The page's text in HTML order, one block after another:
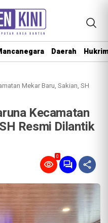
Daerah
Mekar Baru, Sakian, SH
Kecamatan
Resmi Dilantik
0